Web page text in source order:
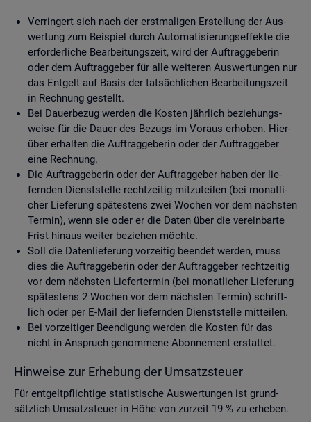
Ver­rin­gert sich nach der erst­ma­li­gen Er­stel­lung der Aus­
wer­tung zum Bei­spiel durch Au­to­ma­ti­sie­rungs­ef­fek­te die
er­for­der­li­che Be­ar­bei­tungs­zeit, wird der Auf­trag­ge­be­rin
oder dem Auf­trag­ge­ber für alle wei­te­ren Aus­wer­tun­gen nur
das Ent­gelt auf Basis der tat­säch­li­chen Be­ar­bei­tungs­zeit
in Rech­nung ge­stellt.
Bei Dau­er­be­zug wer­den die Kos­ten jähr­lich be­zie­hungs­
wei­se für die Dauer des Be­zugs im Vor­aus er­ho­ben. Hier­
über er­hal­ten die Auf­trag­ge­be­rin oder der Auf­trag­ge­ber
eine Rech­nung.
Die Auf­trag­ge­be­rin oder der Auf­trag­ge­ber haben der lie­
fern­den Dienst­stel­le recht­zei­tig mit­zu­tei­len (bei mo­nat­li­
cher Lie­fe­rung spä­tes­tens zwei Wo­chen vor dem nächs­ten
Ter­min), wenn sie oder er die Daten über die ver­ein­bar­te
Frist hin­aus wei­ter be­zie­hen möch­te.
Soll die Da­ten­lie­fe­rung vor­zei­tig be­en­det wer­den, muss
dies die Auf­trag­ge­be­rin oder der Auf­trag­ge­ber recht­zei­tig
vor dem nächs­ten Lie­fer­ter­min (bei mo­nat­li­cher Lie­fe­rung
spä­tes­tens 2 Wo­chen vor dem nächs­ten Ter­min) schrift­
lich oder per E-Mail der lie­fern­den Dienst­stel­le mit­tei­len.
Bei vor­zei­ti­ger Be­en­di­gung wer­den die Kos­ten für das
nicht in An­spruch ge­nom­me­ne Abon­ne­ment er­stat­tet.
Hin­wei­se zur Er­he­bung der Um­satz­steu­er
Für ent­gelt­pflich­ti­ge sta­tis­ti­sche Aus­wer­tun­gen ist grund­
sätz­lich Um­satz­steu­er in Höhe von zur­zeit 19 % zu er­he­ben.